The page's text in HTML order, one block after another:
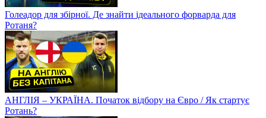
Голеадор для збірної. Де знайти ідеального форварда для
Ротаня?
АНГЛІЯ – УКРАЇНА. Початок відбору на Євро / Як стартує
Ротань?